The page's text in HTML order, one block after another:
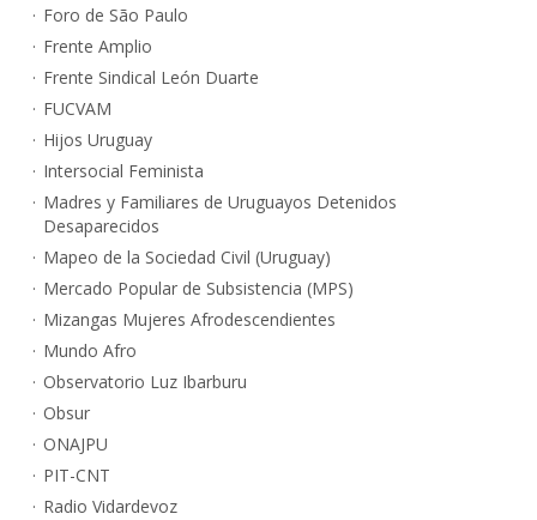
Foro de São Paulo
Frente Amplio
Frente Sindical León Duarte
FUCVAM
Hijos Uruguay
Intersocial Feminista
Madres y Familiares de Uruguayos Detenidos
Desaparecidos
Mapeo de la Sociedad Civil (Uruguay)
Mercado Popular de Subsistencia (MPS)
Mizangas Mujeres Afrodescendientes
Mundo Afro
Observatorio Luz Ibarburu
Obsur
ONAJPU
PIT-CNT
Radio Vidardevoz